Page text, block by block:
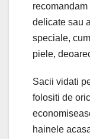
delicate sau
speciale,
piele,
Sacii vidati
folositi de
hainele